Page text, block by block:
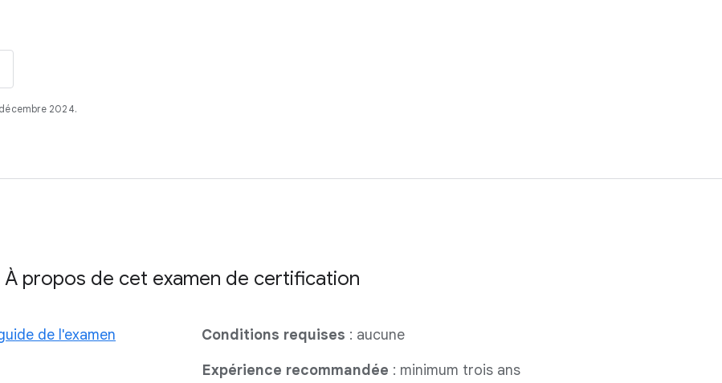
2024.
À propos de cet examen de certification
de l'examen
Conditions requises : aucune
Expérience recommandée : minimum trois ans